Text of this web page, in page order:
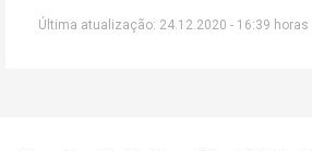
Última atualização: 24.12.2020 - 16:39 horas